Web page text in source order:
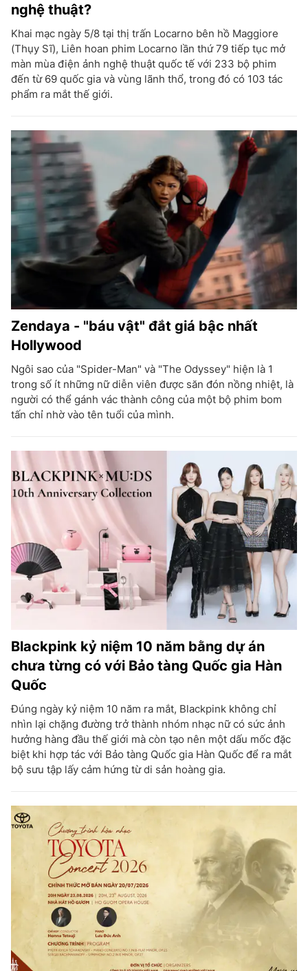
nghệ thuật?
Khai mạc ngày 5/8 tại thị trấn Locarno bên hồ Maggiore
(Thụy Sĩ), Liên hoan phim Locarno lần thứ 79 tiếp tục mở
màn mùa điện ảnh nghệ thuật quốc tế với 233 bộ phim
đến từ 69 quốc gia và vùng lãnh thổ, trong đó có 103 tác
phẩm ra mắt thế giới.
Zendaya - "báu vật" đắt giá bậc nhất
Hollywood
Ngôi sao của "Spider-Man" và "The Odyssey" hiện là 1
trong số ít những nữ diễn viên được săn đón nồng nhiệt, là
người có thể gánh vác thành công của một bộ phim bom
tấn chỉ nhờ vào tên tuổi của mình.
Blackpink kỷ niệm 10 năm bằng dự án
chưa từng có với Bảo tàng Quốc gia Hàn
Quốc
Đúng ngày kỷ niệm 10 năm ra mắt, Blackpink không chỉ
nhìn lại chặng đường trở thành nhóm nhạc nữ có sức ảnh
hưởng hàng đầu thế giới mà còn tạo nên một dấu mốc đặc
biệt khi hợp tác với Bảo tàng Quốc gia Hàn Quốc để ra mắt
bộ sưu tập lấy cảm hứng từ di sản hoàng gia.